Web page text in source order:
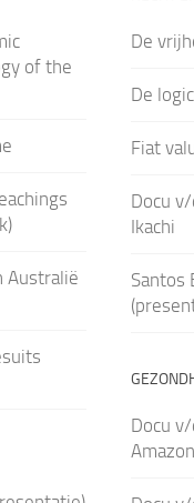
of the
Australië
De
De
Fiat
Docu
Ikachi
Santos
Docu
Amazon